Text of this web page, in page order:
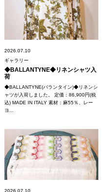
2026.07.10
ギャラリー
◆BALLANTYNE◆リネンシャツ入
荷
◆BALLANTYNE(バランタイン)◆リネンシ
ャツが入荷しました。 定価：86,900円(税
込) MADE IN ITALY 素材：麻55％、レー
ヨ...
2026.07.10